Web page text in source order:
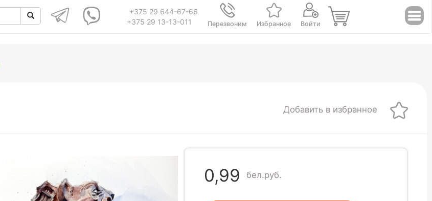
+375 29 644-67-66
+375 29 13-13-011
Перезвоним Избранное Войти
Добавить в избранное
0,99 бел.руб.